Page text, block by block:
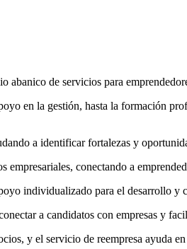
de servicios para
en la gestión, hasta la formación
a identificar fortalezas y
conectando a
individualizado para el desarrollo y
a candidatos con empresas y
y el servicio de reempresa ayuda